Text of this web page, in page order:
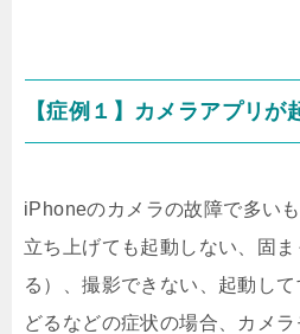
【症例１】カメラアプリが
iPhoneのカメラの故障で多い
立ち上げても起動しない、固
る）、撮影できない、起動し
どるなどの症状の場合、カメ